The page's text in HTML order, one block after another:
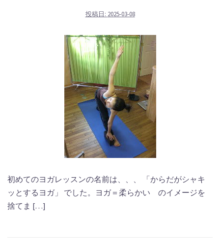
投稿日: 2025-03-08
初めてのヨガレッスンの名前は、、、 「からだがシャキ
ッとするヨガ」 でした。ヨガ＝柔らかい のイメージを
捨てま […]